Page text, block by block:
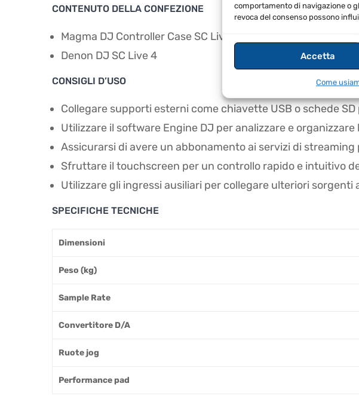
comportamento di navigazione o
revoca del consenso possono
Accetta
Come
CONTENUTO DELLA CONFEZIONE
Magma DJ Controller Case SC Live 4
Denon DJ SC Live 4
CONSIGLI D’USO
Collegare supporti esterni come chiavette USB o schede
Utilizzare il software Engine DJ per analizzare e
Assicurarsi di avere un abbonamento ai servizi di
Sfruttare il touchscreen per un controllo rapido e intuitivo
Utilizzare gli ingressi ausiliari per collegare ulteriori sorgenti
SPECIFICHE TECNICHE
Dimensioni
Peso (kg)
Sample Rate
Convertitore D/A
Ruote jog
Performance pad